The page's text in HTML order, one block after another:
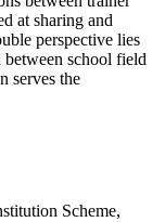
at sharing and
perspective lies
school field
serves the
Scheme,